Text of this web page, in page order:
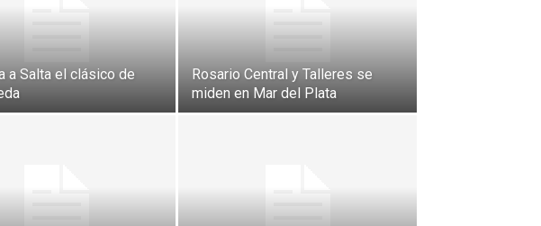
a Salta el clásico de
Rosario Central y Talleres se
miden en Mar del Plata